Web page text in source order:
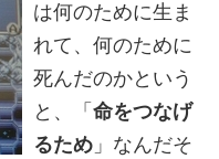
は何のために生ま
れて、何のために
死んだのかという
と、「 命をつなげ
るため 」なんだそ